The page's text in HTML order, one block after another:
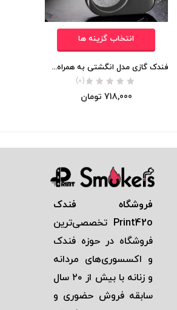
انتخاب گزینه ها
فندک گازی مدل انگشتی به همراه جعبه (اورجینال)
(0)
718,000 تومان
فروشگاه فندک
Print42o تخصصی‌ترين
فروشگاه در حوزه فندک
و اكسسوری‌های مردانه
و زنانه با بيش از ٢٠ سال
سابقه فروش حضوری و